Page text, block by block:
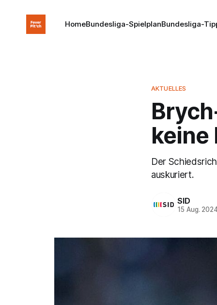
HomeBundesliga-SpielplanBundesliga-
AKTUELLES
keine
Der
auskuriert.
SID
15 Aug.